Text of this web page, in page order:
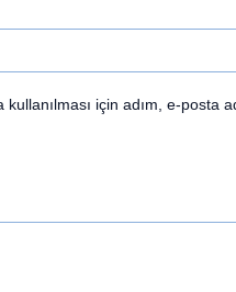
için adım, e-posta